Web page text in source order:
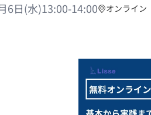
6日(水)13:00-14:00 オンライン